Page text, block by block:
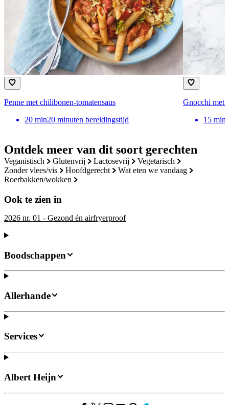
Ontdek meer van dit soort gerechten
veganistisch glutenvrij lactosevrij
vegetarisch
zonder vlees/vis
hoofdgerecht
wat eten we vandaag
roerbakken/wokken
Ook te zien in
2026 nr. 01 - Gezond én airfryerproof
Penne met chilibonen-tomatensaus
20 min20 minuten bereidingstijd
Gnocchi met
15 min
Boodschappen
Allerhande
Services
Albert Heijn